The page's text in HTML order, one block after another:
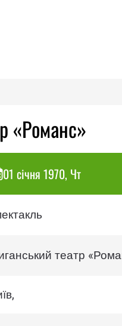
«Романс»
01 січня 1970, Чт
театр